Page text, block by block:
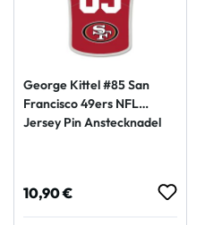
George Kittel #85 San
Francisco 49ers NFL
Jersey Pin Anstecknadel
Regulärer Preis:
10,90 €